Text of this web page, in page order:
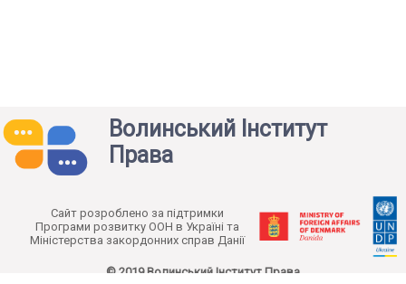
Волинський Інститут
Права
Cайт розроблено за підтримки
Програми розвитку ООН в Україні та
Міністерства закордонних справ Данії
© 2019 Волинський Інститут Права